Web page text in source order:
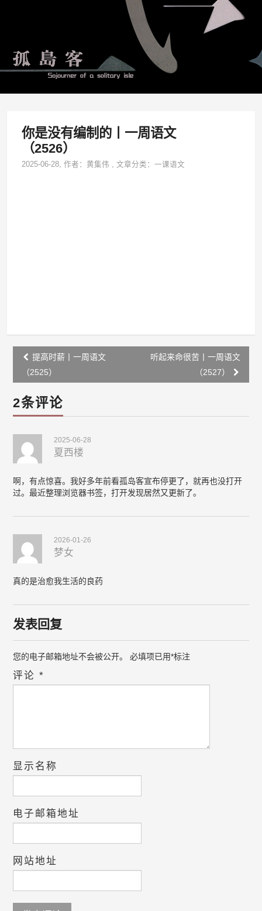
你是没有编制的丨一周语文
（2526）
2025-06-28, 作者：黄集伟 ,文章分类：一课语文
Post
navigation
提高时薪丨一周语文
（2525）
听起来命很苦丨一周语文
（2527）
2条评论
2025-06-28
夏西楼
啊，有点惊喜。我好多年前看孤岛客宣布停更了，就再也没打开
过。最近整理浏览器书签，打开发现居然又更新了。
2026-01-26
梦女
真的是治愈我生活的良药
发表回复
您的电子邮箱地址不会被公开。 必填项已用*标注
评论*
显示名称
电子邮箱地址
网站地址